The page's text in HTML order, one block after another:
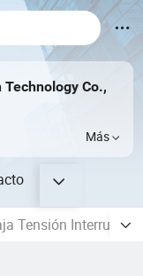
Co.,
Más
Tensión